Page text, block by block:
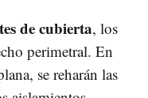
de cubierta, los
perimetral. En
se reharán las